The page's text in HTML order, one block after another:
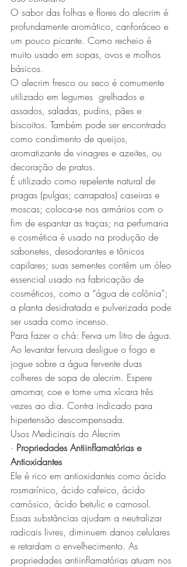
O sabor das folhas e flores do alecrim é
profundamente aromático, canforáceo e
um pouco picante. Como recheio é
muito usado em sopas, ovos e molhos
básicos.
O alecrim fresco ou seco é comumente
utilizado em legumes  grelhados e
assados, saladas, pudins, pães e
biscoitos. Também pode ser encontrado
como condimento de queijos,
aromatizante de vinagres e azeites, ou
decoração de pratos.
É utilizado como repelente natural de
pragas (pulgas; carrapatos) caseiras e
moscas; coloca-se nos armários com o
fim de espantar as traças; na perfumaria
e cosmética é usado na produção de
sabonetes, desodorantes e tônicos
capilares; suas sementes contêm um óleo
essencial usado na fabricação de
cosméticos, como a “água de colônia”;
a planta desidratada e pulverizada pode
ser usada como incenso.
Para fazer o chá: Ferva um litro de água.
Ao levantar fervura desligue o fogo e
jogue sobre a água fervente duas
colheres de sopa de alecrim. Espere
amornar, coe e tome uma xícara três
vezes ao dia. Contra indicado para
hipertensão descompensada.
Usos Medicinais do Alecrim
· Propriedades Antiinflamatórias e
Antioxidantes
Ele é rico em antioxidantes como ácido
rosmarínico, ácido cafeico, ácido
carnósico, ácido betulic e carnosol.
Essas substâncias ajudam a neutralizar
radicais livres, diminuem danos celulares
e retardam o envelhecimento. As
propriedades antiinflamatórias atuam nos